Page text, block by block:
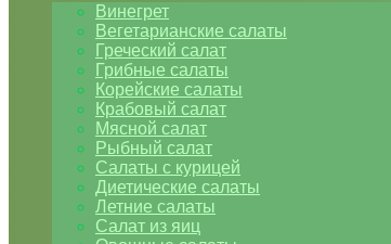
Винегрет
Вегетарианские салаты
Греческий салат
Грибные салаты
Корейские салаты
Крабовый салат
Мясной салат
Рыбный салат
Салаты с курицей
Диетические салаты
Летние салаты
Салат из яиц